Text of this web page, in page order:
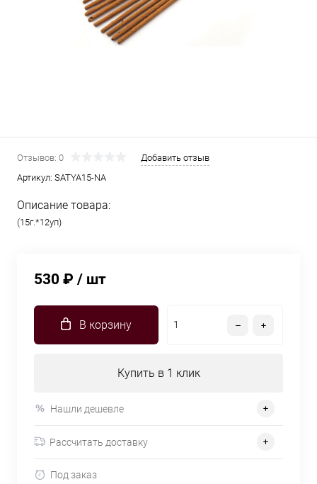
Отзывов: 0
Добавить отзыв
Артикул: SATYA15-NA
Описание товара:
(15г.*12уп)
530 ₽ / шт
В корзину
Купить в 1 клик
Нашли дешевле
Рассчитать доставку
Под заказ